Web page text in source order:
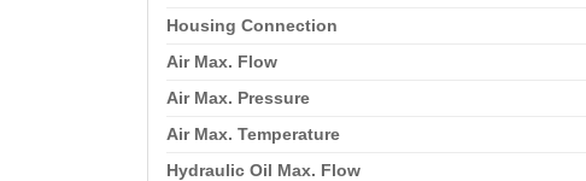
Housing Connection
Air Max. Flow
Air Max. Pressure
Air Max. Temperature
Hydraulic Oil Max. Flow